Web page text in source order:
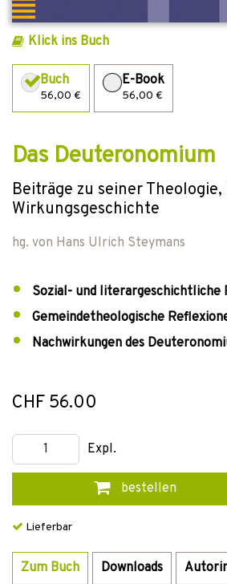
Klick ins Buch
Buch
56,00 €
E-Book
56,00 €
Das Deuteronomium
Beiträge zu seiner
Wirkungsgeschichte
hg. von Hans Ulrich Steymans
Sozial- und literargeschichtliche
Gemeindetheologische
Nachwirkungen des
CHF 56.00
Expl.
bestellen
Lieferbar
Zum Buch Downloads